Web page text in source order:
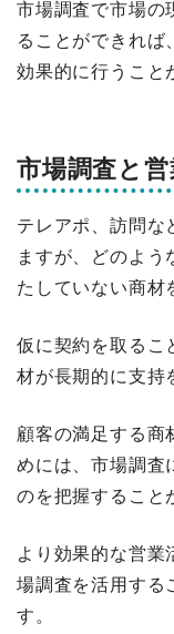
市場調査で市場の
ることができれば
効果的に行うこと
市場調査と
テレアポ、訪問な
ますが、どのよう
たしていない商材
仮に契約を取るこ
材が長期的に支持
顧客の満足する商
めには、市場調査
のを把握すること
より効果的な営業
場調査を活用する
す。